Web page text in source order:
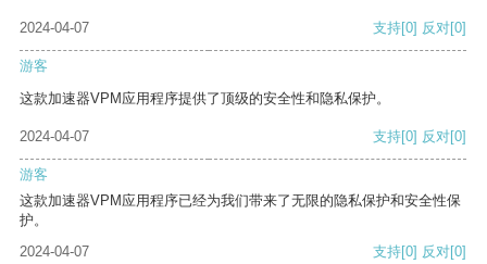
2024-04-07 支持[0] 反对[0]
游客
这款加速器VPM应用程序提供了顶级的安全性和隐私保护。
2024-04-07 支持[0] 反对[0]
游客
这款加速器VPM应用程序已经为我们带来了无限的隐私保护和安全性保
护。
2024-04-07
支持[0] 反对[0]